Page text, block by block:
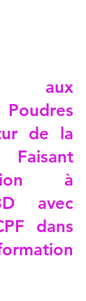
aux
de la
Faisant
à
avec
dans